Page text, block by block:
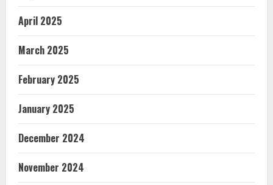
April 2025
March 2025
February 2025
January 2025
December 2024
November 2024